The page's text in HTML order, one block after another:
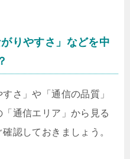
りやすさ」などを中
さ」や「通信の品質」
通信エリア」から見る
認しておきましょう。